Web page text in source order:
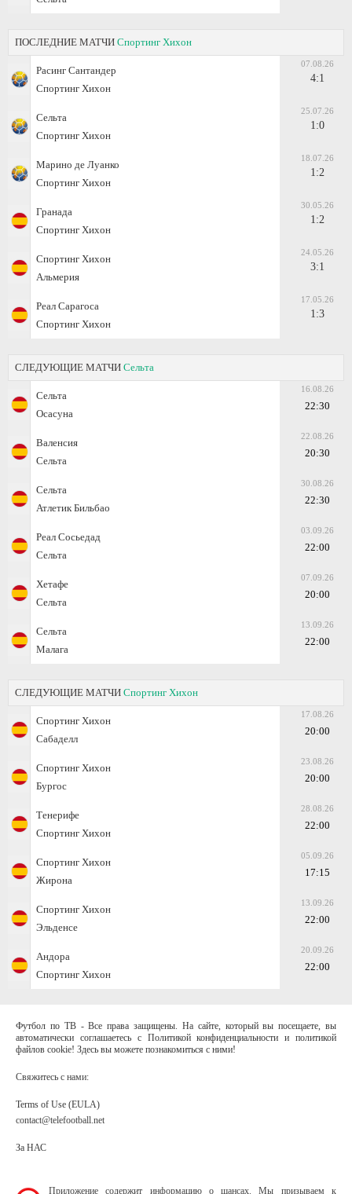
ПОСЛЕДНИЕ МАТЧИ Спортинг Хихон
Расинг Сантандер
Спортинг Хихон
07.08.26
4:1
Сельта
Спортинг Хихон
25.07.26
1:0
Марино де Луанко
Спортинг Хихон
18.07.26
1:2
Гранада
Спортинг Хихон
30.05.26
1:2
Спортинг Хихон
Альмерия
24.05.26
3:1
Реал Сарагоса
Спортинг Хихон
17.05.26
1:3
СЛЕДУЮЩИЕ МАТЧИ Сельта
Сельта
Осасуна
16.08.26
22:30
Валенсия
Сельта
22.08.26
20:30
Сельта
Атлетик Бильбао
30.08.26
22:30
Реал Сосьедад
Сельта
03.09.26
22:00
Хетафе
Сельта
07.09.26
20:00
Сельта
Малага
13.09.26
22:00
СЛЕДУЮЩИЕ МАТЧИ Спортинг Хихон
Спортинг Хихон
Сабаделл
17.08.26
20:00
Спортинг Хихон
Бургос
23.08.26
20:00
Тенерифе
Спортинг Хихон
28.08.26
22:00
Спортинг Хихон
Жирона
05.09.26
17:15
Спортинг Хихон
Эльденсе
13.09.26
22:00
Андора
Спортинг Хихон
20.09.26
22:00
Футбол по ТВ - Все права защищены. На сайте, который вы посещаете, вы
автоматически соглашаетесь с Политикой конфиденциальности и политикой
файлов cookie! Здесь вы можете познакомиться с ними!
Свяжитесь с нами:
Terms of Use (EULA)
contact@telefootball.net
За НАС
Приложение содержит информацию о шансах. Мы призываем к